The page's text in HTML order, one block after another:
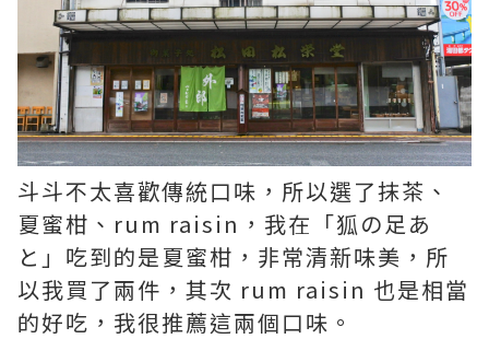
斗斗不太喜歡傳統口味，所以選了抹茶、
夏蜜柑、rum raisin，我在「狐の足あ
と」吃到的是夏蜜柑，非常清新味美，所
以我買了兩件，其次 rum raisin 也是相當
的好吃，我很推薦這兩個口味。